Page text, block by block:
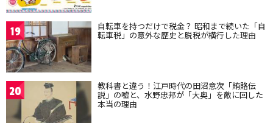
19 自転車を持つだけで税金？ 昭和まで続いた「自
転車税」の意外な歴史と脱税が横行した理由
20 教科書と違う！江戸時代の田沼意次「賄賂伝
説」の嘘と、水野忠邦が「大奥」を敵に回した
本当の理由